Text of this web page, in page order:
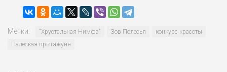
Метки: "Хрустальная Нимфа" Зов Полесья
конкурс красоты
Палеская прыгажуня